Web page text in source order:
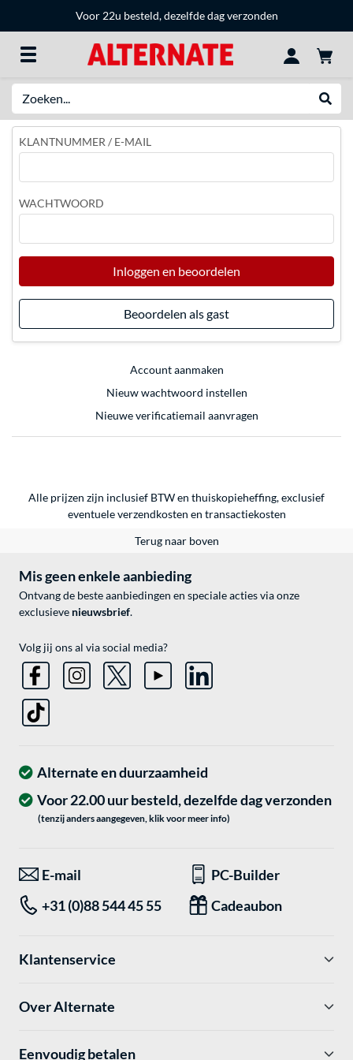
Voor 22u besteld, dezelfde dag verzonden
KLANTNUMMER / E-MAIL
WACHTWOORD
Inloggen en beoordelen
Beoordelen als gast
Account aanmaken
Nieuw wachtwoord instellen
Nieuwe verificatiemail aanvragen
Alle prijzen zijn inclusief BTW en thuiskopieheffing, exclusief
eventueleverzendkosten en transactiekosten
Terug naar boven
Mis geen enkele aanbieding
Ontvang de beste aanbiedingen en speciale acties via onze
exclusieve nieuwsbrief.
Volg jij ons al via social media?
Alternate en duurzaamheid
Voor 22.00 uur besteld, dezelfde dag verzonden
(tenzij anders aangegeven, klik voor meer info)
E-mail
PC-Builder
+31 (0)88 544 45 55
Cadeaubon
Klantenservice
Over Alternate
Eenvoudig betalen